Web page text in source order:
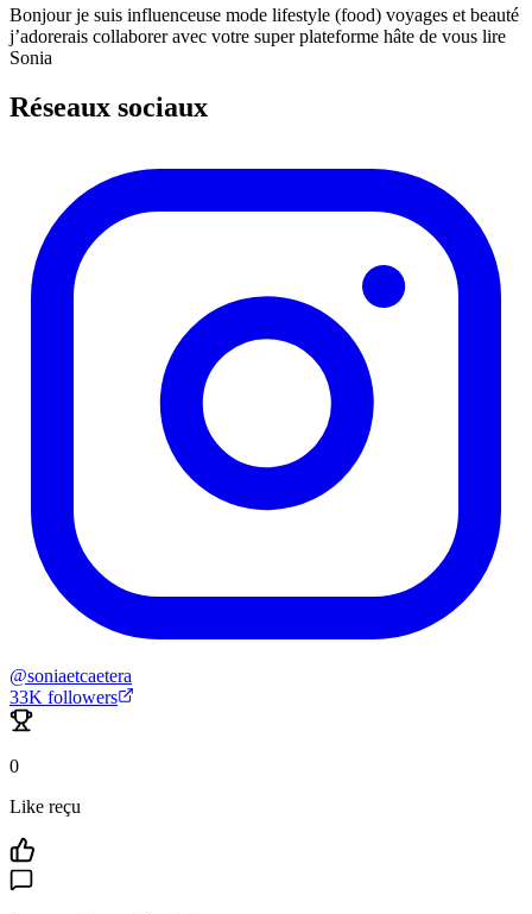
Bonjour je suis influenceuse mode lifestyle (food) voyages et beauté
j’adorerais collaborer avec votre super plateforme hâte de vous lire
Sonia
Réseaux sociaux
@soniaetcaetera
33K followers
0
Like reçu